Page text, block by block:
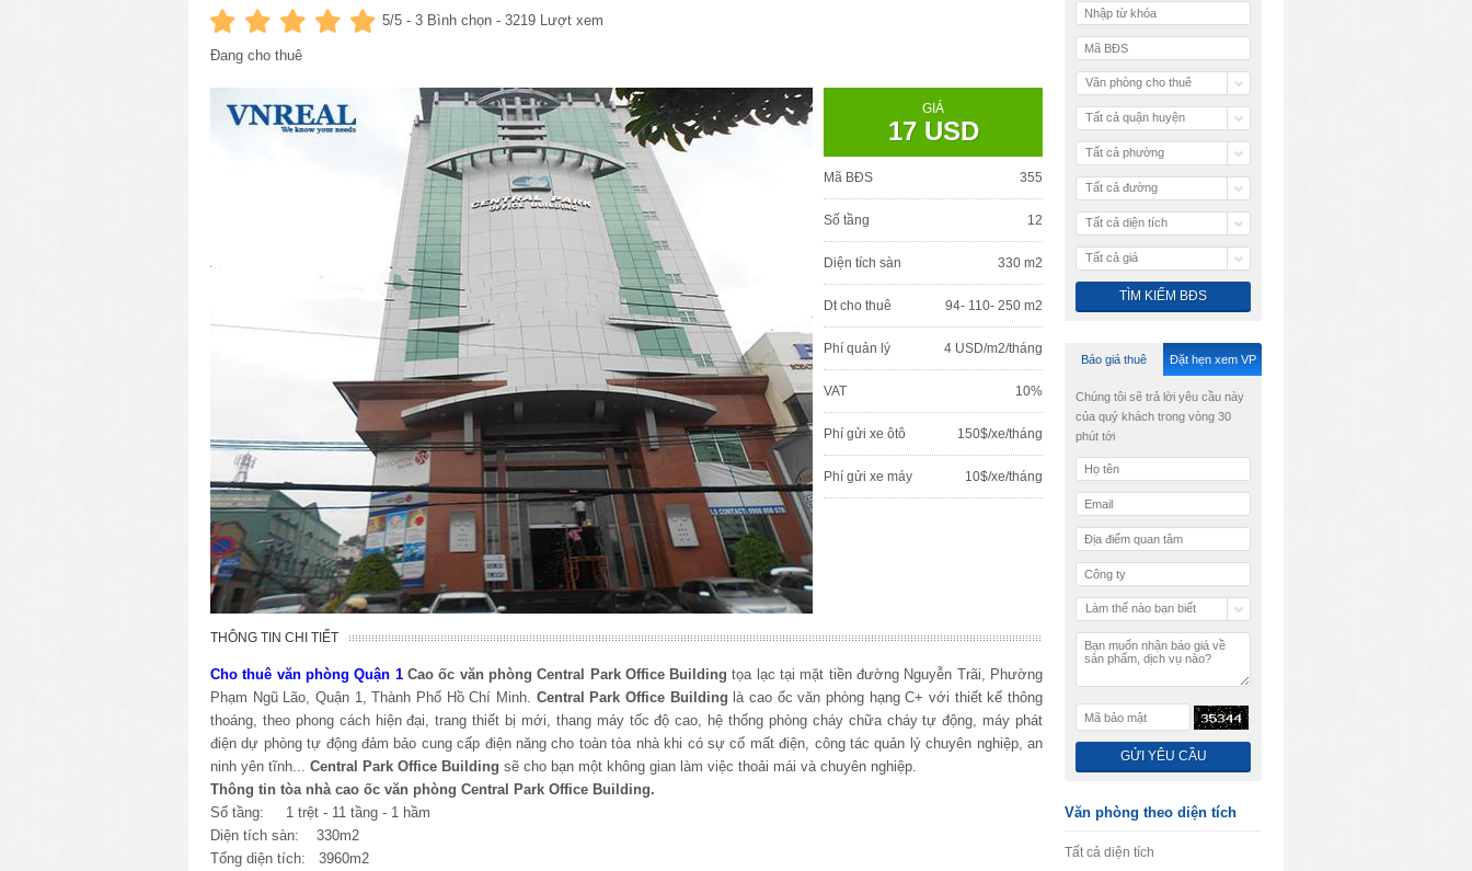
5/5 - 3 Bình chọn - 3219 Lượt xem
Đang cho thuê
GIÁ
17 USD
Mã BĐS 355
Số tầng 12
Diện tích sàn 330 m2
Dt cho thuê 94- 110- 250 m2
Phí quản lý 4 USD/m2/tháng
VAT 10%
Phí gửi xe ôtô 150$/xe/tháng
Phí gửi xe máy 10$/xe/tháng
THÔNG TIN CHI TIẾT
Cho thuê văn phòng Quận 1 Cao ốc văn phòng Central Park Office Building tọa lạc tại mặt tiền đường Nguyễn Trãi, Phường
Phạm Ngũ Lão, Quận 1, Thành Phố Hồ Chí Minh Central Park Office Building là cao ốc văn phòng hạng C+ với thiết kế thông
thoáng, theo phong cách hiện đại, trang thiết bị mới, thang máy tốc độ cao, hệ thống phòng cháy chữa cháy tự động, máy phát
điện dự phòng tự động đảm bảo cung cấp điện năng cho toàn tòa nhà khi có sự cố mất điện, công tác quản lý chuyên nghiệp, an
ninh yên tĩnh... Central Park Office Building sẽ cho bạn một không gian làm việc thoải mái và chuyên nghiệp.
Thông tin tòa nhà cao ốc văn phòng Central Park Office Building.
Số tầng: 1 trệt - 11 tầng - 1 hầm
Diện tích sàn: 330m2
Tổng diện tích: 3960m2
Văn phòng cho thuê
Tất cả quận huyện
Tất cả phường
Tất cả đường
Tất cả diện tích
Tất cả giá
Báo giá thuê Đặt hẹn xem VP
Chúng tôi sẽ trả lời yêu cầu này
của quý khách trong vòng 30
phút tới
Làm thế nào bạn biết
Văn phòng theo diện tích
Tất cả diện tích